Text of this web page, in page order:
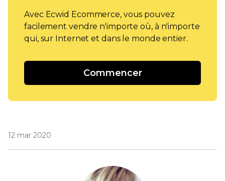
Avec Ecwid Ecommerce, vous pouvez
facilement vendre n'importe où, à n'importe
qui, sur Internet et dans le monde entier.
Commencer
12 mar 2020